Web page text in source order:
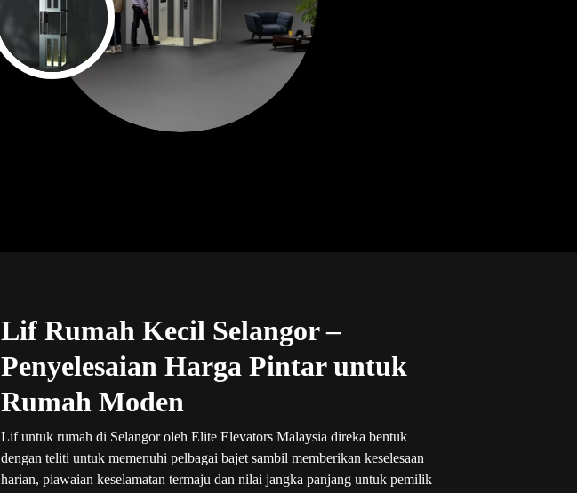
Lif Rumah Kecil Selangor –
Penyelesaian Harga Pintar untuk
Rumah Moden
Lif untuk rumah di Selangor oleh Elite Elevators Malaysia direka bentuk
dengan teliti untuk memenuhi pelbagai bajet sambil memberikan keselesaan
harian, piawaian keselamatan termaju dan nilai jangka panjang untuk pemilik